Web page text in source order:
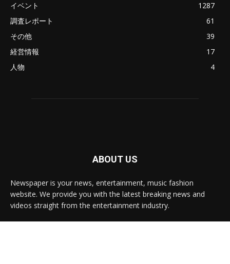
イベント
1287
調査レポート
61
その他
39
経営情報
17
人物
4
ABOUT US
Newspaper is your news, entertainment, music fashion
website. We provide you with the latest breaking news and
videos straight from the entertainment industry.